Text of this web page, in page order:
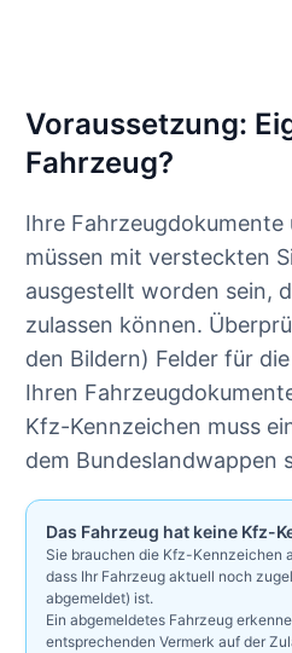
Voraussetzung:
Fahrzeug?
Ihre
müssen mit versteckten
ausgestellt worden sein,
zulassen können.
den Bildern) Felder für
Ihren
Kfz-Kennzeichen muss
dem Bundeslandwappen
Das Fahrzeug hat keine Kfz-
Sie brauchen die Kfz-Kennzeichen
dass Ihr Fahrzeug aktuell noch
abgemeldet) ist.
Ein abgemeldetes Fahrzeug
entsprechenden Vermerk auf der